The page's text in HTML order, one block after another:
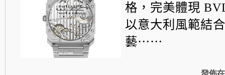
格，完美體現
以意大利風範結
藝⋯⋯